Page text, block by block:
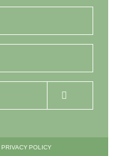
PRIVACY POLICY